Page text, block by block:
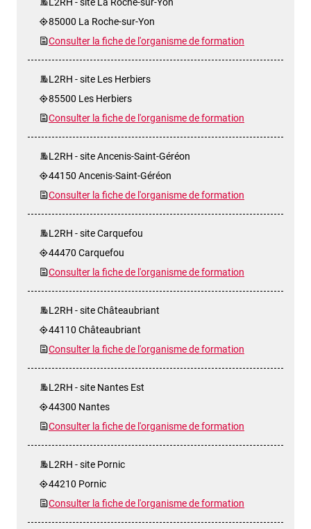
85000 La Roche-sur-Yon
Consulter la fiche de l'organisme de formation
L2RH - site Les Herbiers
85500 Les Herbiers
Consulter la fiche de l'organisme de formation
L2RH - site Ancenis-Saint-Géréon
44150 Ancenis-Saint-Géréon
Consulter la fiche de l'organisme de formation
L2RH - site Carquefou
44470 Carquefou
Consulter la fiche de l'organisme de formation
L2RH - site Châteaubriant
44110 Châteaubriant
Consulter la fiche de l'organisme de formation
L2RH - site Nantes Est
44300 Nantes
Consulter la fiche de l'organisme de formation
L2RH - site Pornic
44210 Pornic
Consulter la fiche de l'organisme de formation